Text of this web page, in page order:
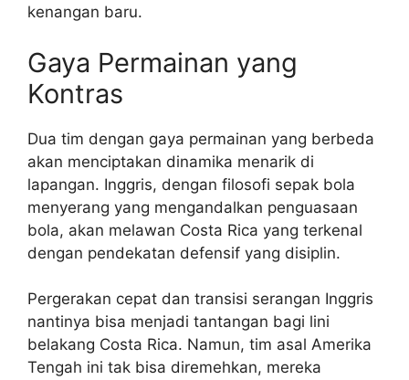
kenangan baru.
Gaya Permainan yang
Kontras
Dua tim dengan gaya permainan yang berbeda
akan menciptakan dinamika menarik di
lapangan. Inggris, dengan filosofi sepak bola
menyerang yang mengandalkan penguasaan
bola, akan melawan Costa Rica yang terkenal
dengan pendekatan defensif yang disiplin.
Pergerakan cepat dan transisi serangan Inggris
nantinya bisa menjadi tantangan bagi lini
belakang Costa Rica. Namun, tim asal Amerika
Tengah ini tak bisa diremehkan, mereka